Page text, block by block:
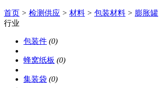
首页 > 检测供应 > 材料 > 包装材料 > 膨胀罐
行业
包装件 (0)
蜂窝纸板 (0)
集装袋 (0)